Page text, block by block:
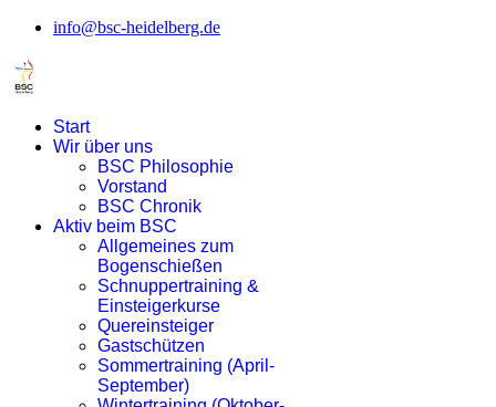
info@bsc-heidelberg.de
Start
Wir über uns
BSC Philosophie
Vorstand
BSC Chronik
Aktiv beim BSC
Allgemeines zum
Bogenschießen
Schnuppertraining &
Einsteigerkurse
Quereinsteiger
Gastschützen
Sommertraining (April-
September)